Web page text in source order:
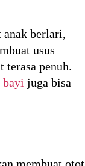
anak berlari,
usus
terasa penuh.
bayi juga bisa